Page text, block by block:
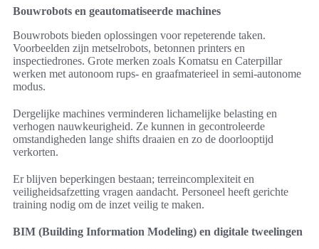
Bouwrobots en geautomatiseerde machines
Bouwrobots bieden oplossingen voor repeterende taken.
Voorbeelden zijn metselrobots, betonnen printers en
inspectiedrones. Grote merken zoals Komatsu en Caterpillar
werken met autonoom rups- en graafmaterieel in semi-autonome
modus.
Dergelijke machines verminderen lichamelijke belasting en
verhogen nauwkeurigheid. Ze kunnen in gecontroleerde
omstandigheden lange shifts draaien en zo de doorlooptijd
verkorten.
Er blijven beperkingen bestaan; terreincomplexiteit en
veiligheidsafzetting vragen aandacht. Personeel heeft gerichte
training nodig om de inzet veilig te maken.
BIM (Building Information Modeling) en digitale tweelingen